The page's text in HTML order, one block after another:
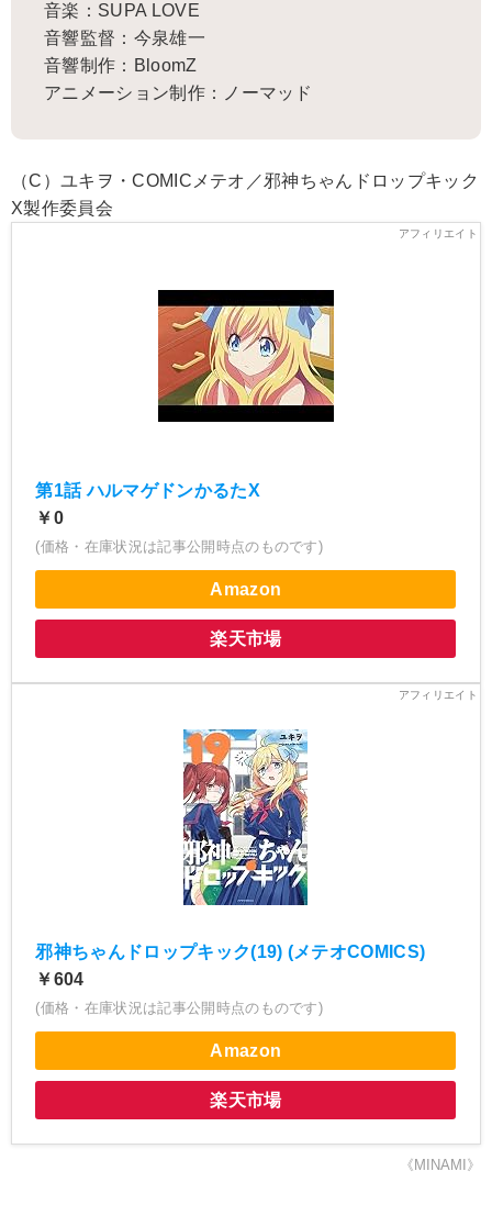
音楽：SUPA LOVE
音響監督：今泉雄一
音響制作：BloomZ
アニメーション制作：ノーマッド
（C）ユキヲ・COMICメテオ／邪神ちゃんドロップキック
X製作委員会
第1話 ハルマゲドンかるたX
￥0
(価格・在庫状況は記事公開時点のものです)
Amazon
楽天市場
邪神ちゃんドロップキック(19) (メテオCOMICS)
￥604
(価格・在庫状況は記事公開時点のものです)
Amazon
楽天市場
《MINAMI》